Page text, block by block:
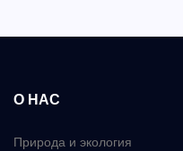
О НАС
Природа и экология